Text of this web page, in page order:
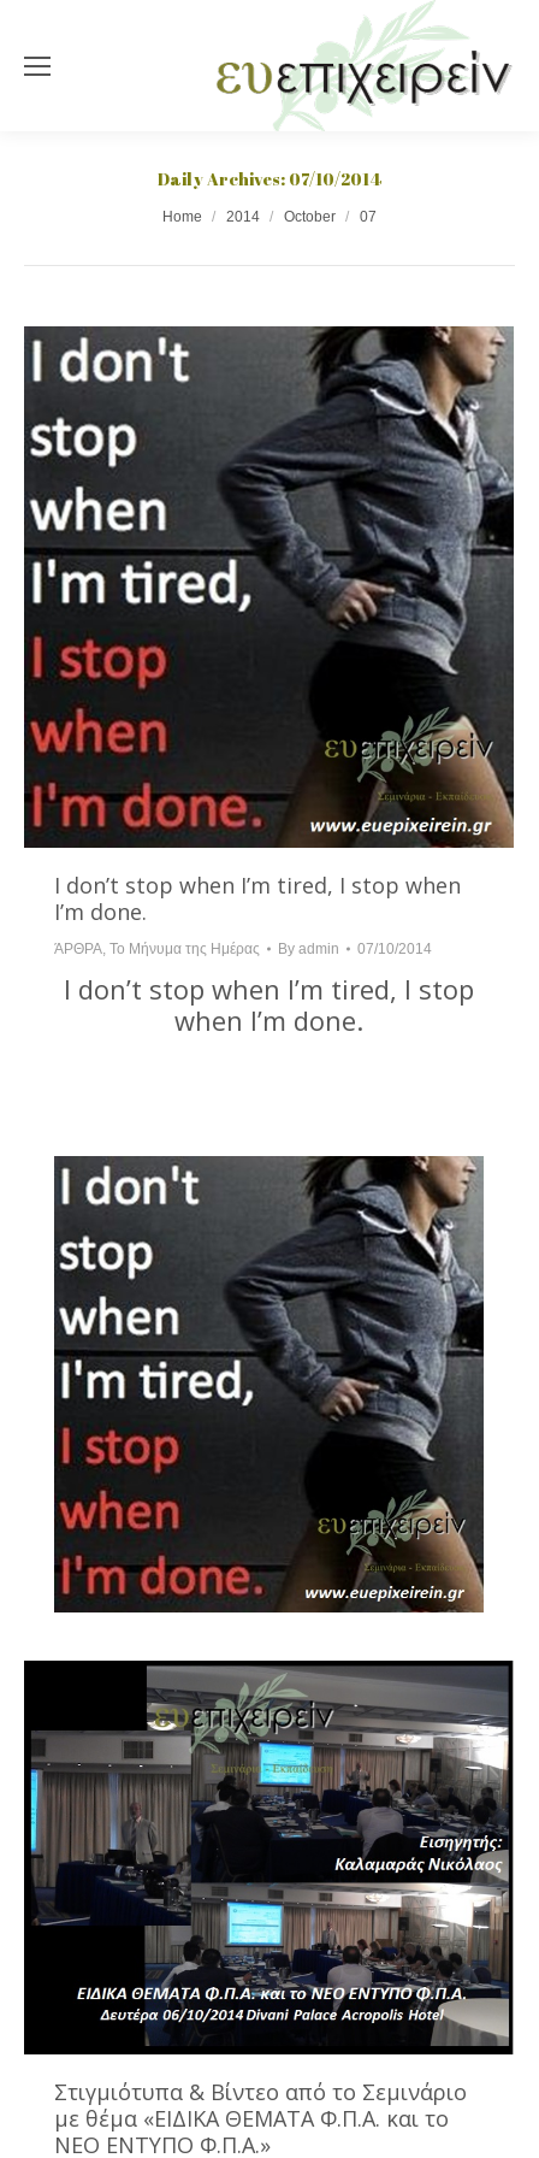
Daily Archives: 07/10/2014
Home 2014 October 07
I don’t stop when I’m tired, I stop when
I’m done.
ΆΡΘΡΑ Το Μήνυμα της Ημέρας By admin 07/10/2014
I don’t stop when I’m tired, I stop
when I’m done.
Στιγμιότυπα & Βίντεο από το Σεμινάριο
με θέμα «ΕΙΔΙΚΑ ΘΕΜΑΤΑ Φ.Π.Α. και το
ΝΕΟ ΕΝΤΥΠΟ Φ.Π.Α.»